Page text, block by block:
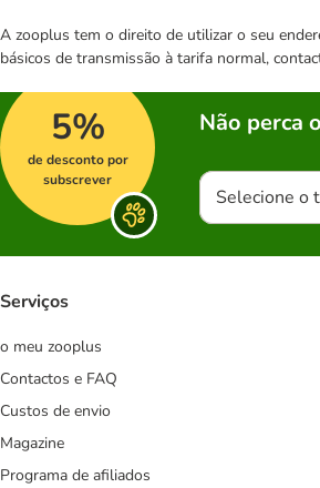
A zooplus tem o direito de utilizar o seu
básicos de transmissão à tarifa normal,
5%
de desconto por
subscrever
Não perca
Selecione o
Serviços
o meu zooplus
Contactos e FAQ
Custos de envio
Magazine
Programa de afiliados